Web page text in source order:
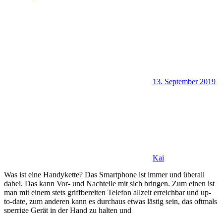
13. September 2019
Kai
Was ist eine Handykette? Das Smartphone ist immer und überall
dabei. Das kann Vor- und Nachteile mit sich bringen. Zum einen ist
man mit einem stets griffbereiten Telefon allzeit erreichbar und up-
to-date, zum anderen kann es durchaus etwas lästig sein, das oftmals
sperrige Gerät in der Hand zu halten und